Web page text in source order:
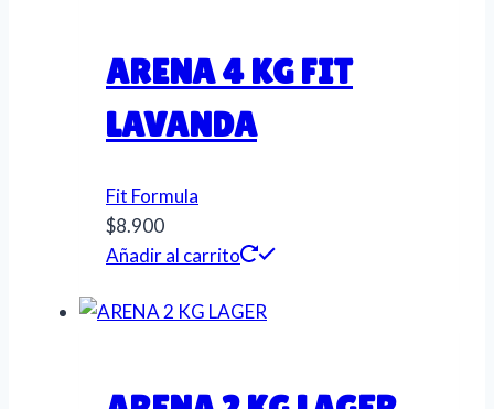
ARENA 4 KG FIT
LAVANDA
Fit Formula
$8.900
Añadir al carrito